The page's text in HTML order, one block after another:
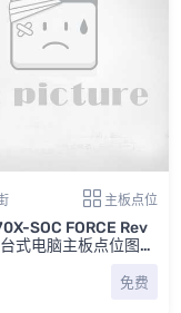
主板点位
SOC FORCE Rev
式电脑主板点位图P
免费